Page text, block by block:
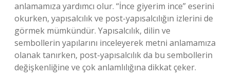
anlamamıza yardımcı olur. “İnce giyerim ince” eserini
okurken, yapısalcılık ve post-yapısalcılığın izlerini de
görmek mümkündür. Yapısalcılık, dilin ve
sembollerin yapılarını inceleyerek metni anlamamıza
olanak tanırken, post-yapısalcılık da bu sembollerin
değişkenliğine ve çok anlamlılığına dikkat çeker.